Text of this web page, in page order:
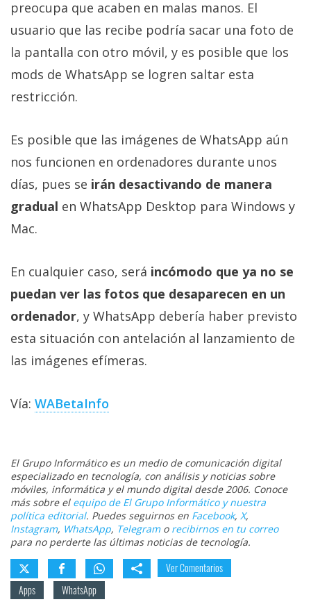
preocupa que acaben en malas manos. El
usuario que las recibe podría sacar una foto de
la pantalla con otro móvil, y es posible que los
mods de WhatsApp se logren saltar esta
restricción.
Es posible que las imágenes de WhatsApp aún
nos funcionen en ordenadores durante unos
días, pues se irán desactivando de manera
gradual en WhatsApp Desktop para Windows y
Mac.
En cualquier caso, será incómodo que ya no se
puedan ver las fotos que desaparecen en un
ordenador, y WhatsApp debería haber previsto
esta situación con antelación al lanzamiento de
las imágenes efímeras.
Vía: WABetaInfo
El Grupo Informático es un medio de comunicación digital
especializado en tecnología, con análisis y noticias sobre
móviles, informática y el mundo digital desde 2006. Conoce
más sobre el equipo de El Grupo Informático y nuestra
política editorial. Puedes seguirnos en Facebook, X,
Instagram, WhatsApp, Telegramo recibirnos en tu correo
para no perderte las últimas noticias de tecnología.
Ver Comentarios
Apps
WhatsApp